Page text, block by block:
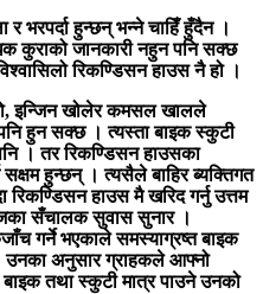
भरपर्दा हुन्छन् भन्ने चाहिँ हुँदैन ।
कुराको जानकारी नहुन पनि सक्छ
रिकण्डिसन हाउस नै हो ।
इन्जिन खोलेर कमसल खालले
हुन सक्छ । त्यस्ता बाइक स्कुटी
। तर रिकण्डिसन हाउसका
हुन्छन् । त्यसैले बाहिर ब्यक्तिगत
रिकण्डिसन हाउस मै खरिद गर्नु उत्तम
सँचालक सुवास सुनार ।
गर्ने भएकाले समस्याग्रष्त बाइक
उनका अनुसार ग्राहकले आफ्नो
तथा स्कुटी मात्र पाउने उनको